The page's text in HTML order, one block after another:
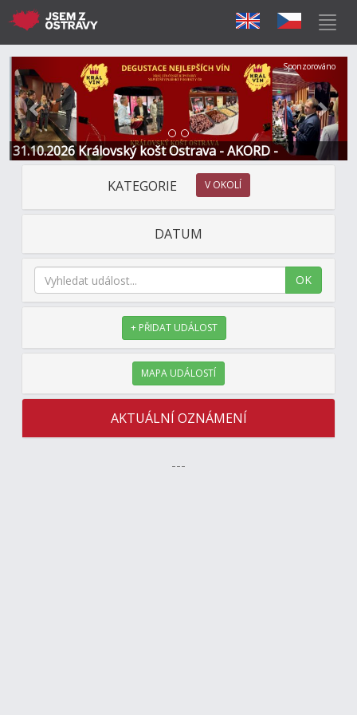
31.10.2026 Královský košt Ostrava - AKORD -
Restaurace a Hotel
Předchozí Další
Sponzorováno
KATEGORIE V OKOLÍ
DATUM
OK
+ PŘIDAT UDÁLOST
MAPA UDÁLOSTÍ
AKTUÁLNÍ OZNÁMENÍ
---